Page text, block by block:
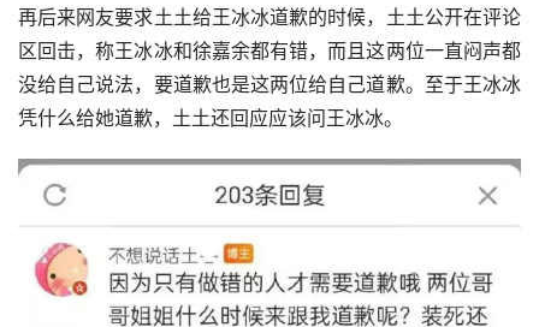
再后来网友要求土土给王冰冰道歉的时候，土土公开在评论
区回击，称王冰冰和徐嘉余都有错，而且这两位一直闷声都
没给自己说法，要道歉也是这两位给自己道歉。至于王冰冰
凭什么给她道歉，土土还回应应该问王冰冰。